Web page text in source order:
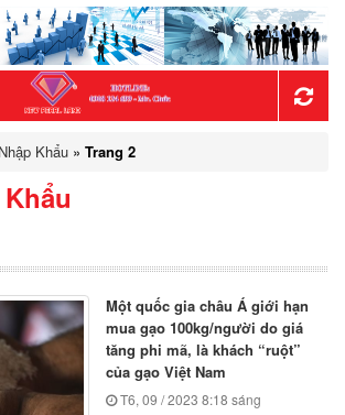
Khẩu » Trang 2
Một quốc gia châu Á giới hạn
mua gạo 100kg/người do giá
tăng phi mã, là khách “ruột”
của gạo Việt Nam
T6, 09 / 2023 8:18 sáng